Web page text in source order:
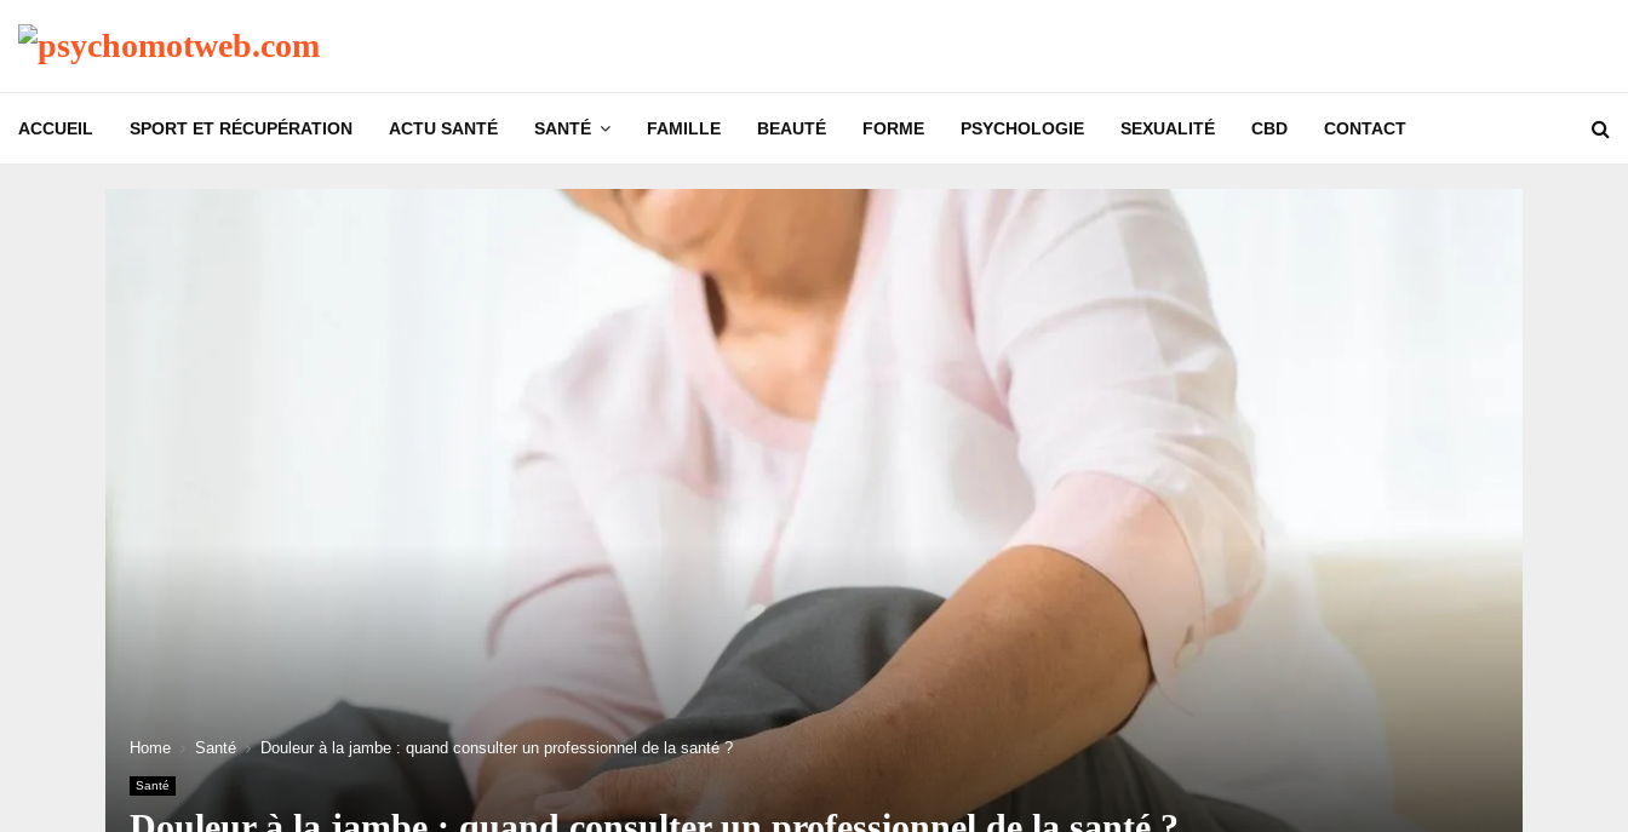
ACCUEIL SPORT ET RÉCUPÉRATION ACTU SANTÉ SANTÉ FAMILLE BEAUTÉ FORME PSYCHOLOGIE SEXUALITÉ CBD CONTACT
Home Santé Douleur à la jambe : quand consulter un professionnel de la santé ?
Santé